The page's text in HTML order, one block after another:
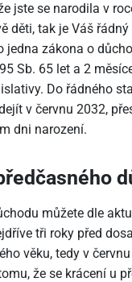
jste se narodila v
děti, tak je Váš
jedna zákona o
Sb. 65 let a 2
Do řádného
v červnu 2032,
dni narození.
můžete dle
tři roky před
věku, tedy v červnu
že se krácení u